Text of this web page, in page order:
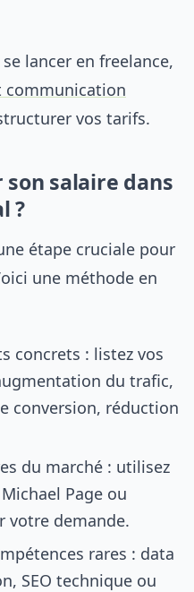
lancer en freelance,
communication
vos tarifs.
salaire dans
?
étape cruciale pour
une méthode en
concrets : listez vos
du trafic,
conversion, réduction
du marché : utilisez
Page ou
votre demande.
rares : data
SEO technique ou